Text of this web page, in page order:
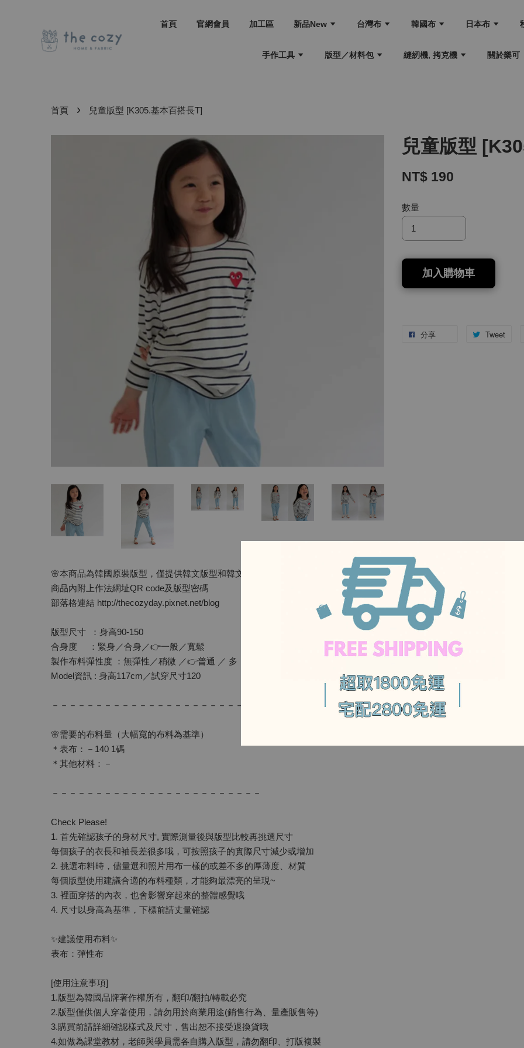
-
-
首頁 官網會員 加工區 新品New 台灣布 韓國布 日本布
手作工具 版型／材料包 縫紉機, 拷克機 關於樂可
首頁 › 兒童版型 [K305.基本百搭長T]
兒童版型
NT$ 190
數量
加入購物車
分享 Tweet
🌸本商品為韓國原裝版型，僅提供韓文版型和韓文作法（無提供影片教學），作法會另外於樂可部落格提供!
商品內附上作法網址QR code及版型密碼
部落格連結 http://thecozyday.pixnet.net/blog
版型尺寸 ：身高90-150
合身度 ：緊身／合身／👉一般／寬鬆
製作布料彈性度 ：無彈性／稍微 ／👉普通 ／ 多
Model資訊 : 身高117cm／試穿尺寸120
－－－－－－－－－－－－－－－－－－－－－－－－－
🌸需要的布料量（大幅寬的布料為基準）
＊表布：－140 1碼
＊其他材料：－
－－－－－－－－－－－－－－－－－－－－－－－－
Check Please!
1. 首先確認孩子的身材尺寸, 實際測量後與版型比較再挑選尺寸
每個孩子的衣長和袖長差很多哦，可按照孩子的實際尺寸減少或增加
2. 挑選布料時，儘量選和照片用布一樣的或差不多的厚薄度、材質
每個版型使用建議合適的布料種類，才能夠最漂亮的呈現~
3. 裡面穿搭的內衣，也會影響穿起來的整體感覺哦
4. 尺寸以身高為基準，下標前請丈量確認
✨建議使用布料✨
表布：彈性布
[使用注意事項]
1.版型為韓國品牌著作權所有，翻印/翻拍/轉載必究
2.版型僅供個人穿著使用，請勿用於商業用途(銷售行為、量產販售等)
3.購買前請詳細確認樣式及尺寸，售出恕不接受退換貨哦
4.如做為課堂教材，老師與學員需各自購入版型，請勿翻印、打版複製